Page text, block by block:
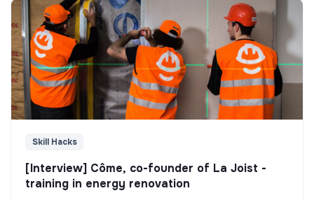
Skill Hacks
[Interview] Côme, co-founder of La Joist -
training in energy renovation